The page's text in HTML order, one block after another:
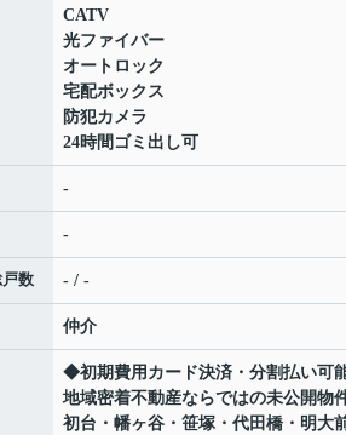
CATV
光ファイバー
オートロック
宅配ボックス
防犯カメラ
24時間ゴミ出し可
-
-
数 - / -
仲介
◆初期費用カード決済・分割払い可
地域密着不動産ならではの未公開物
初台・幡ヶ谷・笹塚・代田橋・明大